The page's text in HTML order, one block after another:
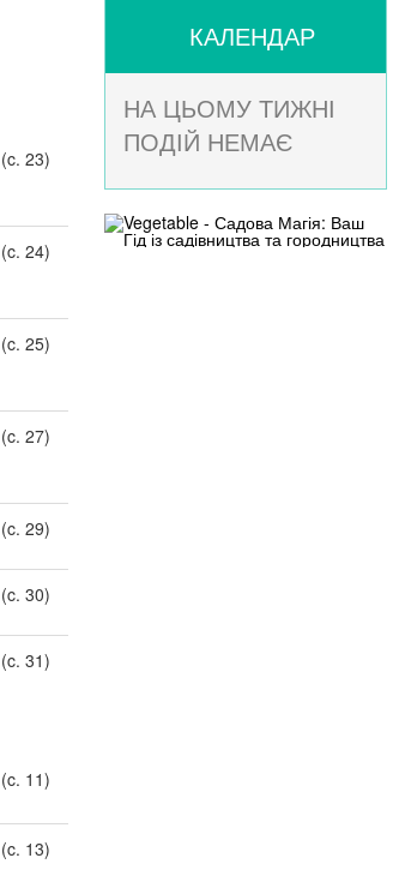
(c. 23)
(c. 24)
(c. 25)
(c. 27)
(c. 29)
(c. 30)
(c. 31)
(c. 11)
(c. 13)
КАЛЕНДАР
НА ЦЬОМУ ТИЖНІ
ПОДІЙ НЕМАЄ